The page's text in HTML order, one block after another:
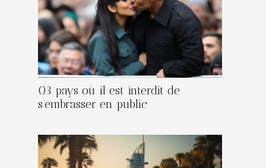
03 pays où il est interdit de
s’embrasser en public